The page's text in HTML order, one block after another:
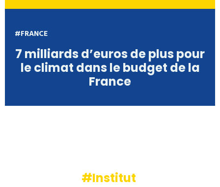
#FRANCE
7 milliards d’euros de plus pour
le climat dans le budget de la
France
#Institut